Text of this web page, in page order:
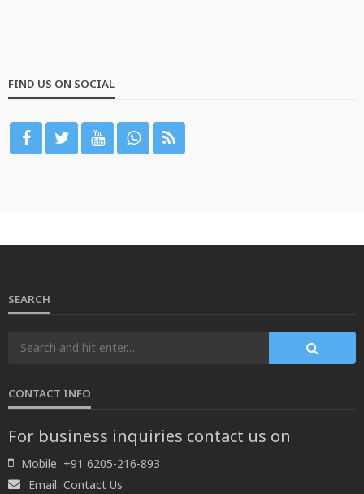
FIND US ON SOCIAL
SEARCH
CONTACT INFO
For business inquiries contact us on
Mobile: +91 6205-216-893
Email: Contact Us